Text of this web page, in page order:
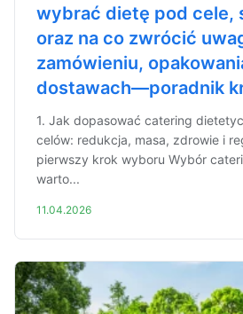
wybrać dietę pod cele,
oraz na co zwrócić
zamówieniu,
dostawach—poradnik
1. Jak dopasować catering
celów: redukcja, masa, zdrowie i
pierwszy krok wyboru Wybór
warto...
11.04.2026